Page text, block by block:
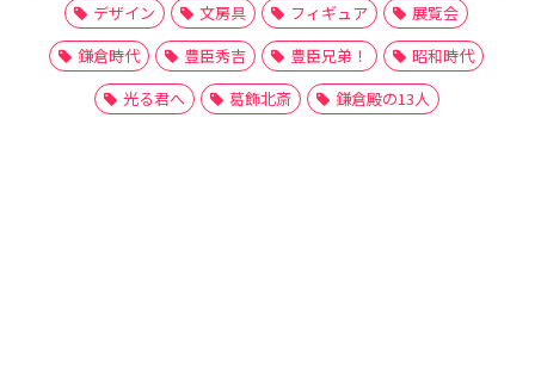
デザイン
文房具 フィギュア
展覧会
鎌倉時代
豊臣秀吉 豊臣兄弟！
昭和時代
光る君へ
葛飾北斎 鎌倉殿の13人